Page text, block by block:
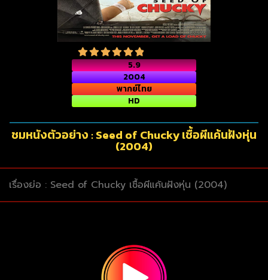
5.9
2004
พากย์ไทย
HD
ชมหนังตัวอย่าง : Seed of Chucky เชื้อผีแค้นฝังหุ่น
(2004)
เรื่องย่อ : Seed of Chucky เชื้อผีแค้นฝังหุ่น (2004)